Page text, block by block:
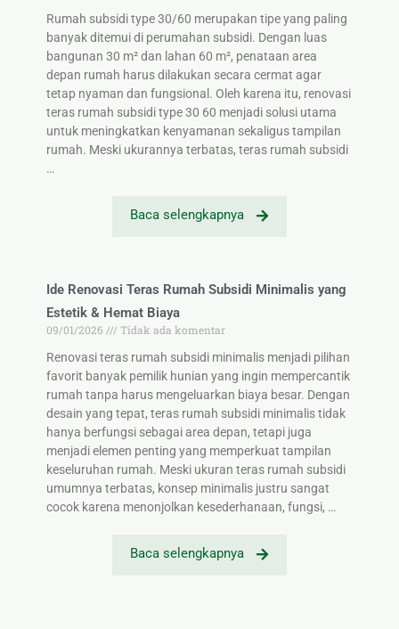
Rumah subsidi type 30/60 merupakan tipe yang paling
banyak ditemui di perumahan subsidi. Dengan luas
bangunan 30 m² dan lahan 60 m², penataan area
depan rumah harus dilakukan secara cermat agar
tetap nyaman dan fungsional. Oleh karena itu, renovasi
teras rumah subsidi type 30 60 menjadi solusi utama
untuk meningkatkan kenyamanan sekaligus tampilan
rumah. Meski ukurannya terbatas, teras rumah subsidi
…
Baca selengkapnya
Ide Renovasi Teras Rumah Subsidi Minimalis yang
Estetik & Hemat Biaya
09/01/2026
Tidak ada komentar
Renovasi teras rumah subsidi minimalis menjadi pilihan
favorit banyak pemilik hunian yang ingin mempercantik
rumah tanpa harus mengeluarkan biaya besar. Dengan
desain yang tepat, teras rumah subsidi minimalis tidak
hanya berfungsi sebagai area depan, tetapi juga
menjadi elemen penting yang memperkuat tampilan
keseluruhan rumah. Meski ukuran teras rumah subsidi
umumnya terbatas, konsep minimalis justru sangat
cocok karena menonjolkan kesederhanaan, fungsi, …
Baca selengkapnya